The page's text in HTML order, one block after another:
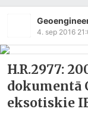
4. sep 2016
H.R.2977:
dokumentā
eksotiskie